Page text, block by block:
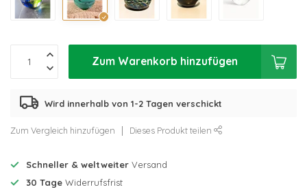
Zum Warenkorb hinzufügen
Wird innerhalb von 1-2 Tagen verschickt
Zum Vergleich hinzufügen Dieses Produkt teilen
Schneller & weltweiter Versand
30 Tage Widerrufsfrist